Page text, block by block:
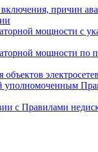
причин
мощности с
мощности
уполномоченным
с Правилами